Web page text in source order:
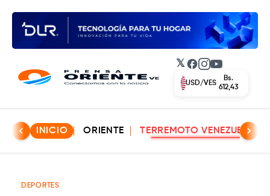
𝕏 Facebook
Instagram
YouTube
USD/VES
Bs.
612,43
INICIO ORIENTE TERREMOTO VENEZUELA
DEPORTES